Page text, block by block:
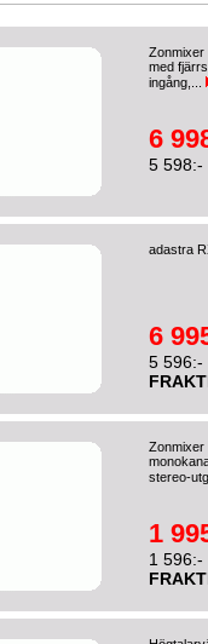
Zonmixer
med
ingång,...
6
5 598:-
adastra
6
5 596:-
Zonmixer
stereo-
1
1 596:-